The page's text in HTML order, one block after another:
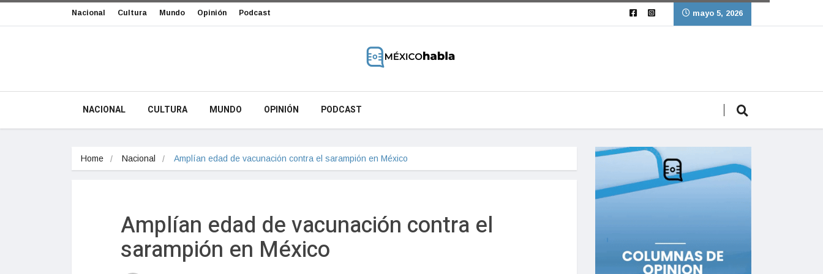
Nacional Cultura Mundo Opinión Podcast mayo 5, 2026
NACIONAL CULTURA MUNDO OPINIÓN PODCAST
Home Nacional Amplían edad de vacunación contra el sarampión en México
Amplían edad de vacunación contra el
sarampión en México